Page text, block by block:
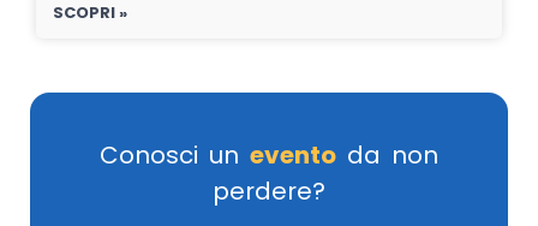
SCOPRI »
Conosci un evento da non
perdere?